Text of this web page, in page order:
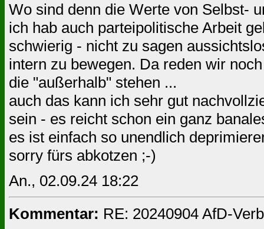
Wo sind denn die Werte von Selbst-
ich hab auch parteipolitische Arbeit
schwierig - nicht zu sagen
intern zu bewegen. Da reden wir
die "außerhalb" stehen ...
auch das kann ich sehr gut
sein - es reicht schon ein ganz
es ist einfach so unendlich
sorry fürs abkotzen ;-)
An., 02.09.24 18:22
Kommentar: RE: 20240904 AfD-